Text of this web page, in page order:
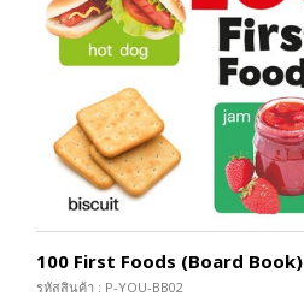
100 First Foods (Board Book)
รหัสสินค้า : P-YOU-BB02